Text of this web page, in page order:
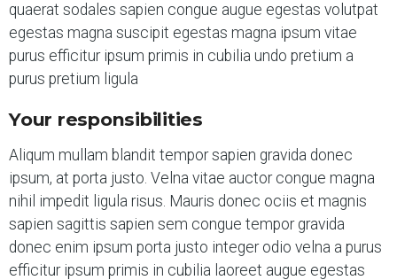
quaerat sodales sapien congue augue egestas volutpat
egestas magna suscipit egestas magna ipsum vitae
purus efficitur ipsum primis in cubilia undo pretium a
purus pretium ligula
Your responsibilities
Aliqum mullam blandit tempor sapien gravida donec
ipsum, at porta justo. Velna vitae auctor congue magna
nihil impedit ligula risus. Mauris donec ociis et magnis
sapien sagittis sapien sem congue tempor gravida
donec enim ipsum porta justo integer odio velna a purus
efficitur ipsum primis in cubilia laoreet augue egestas